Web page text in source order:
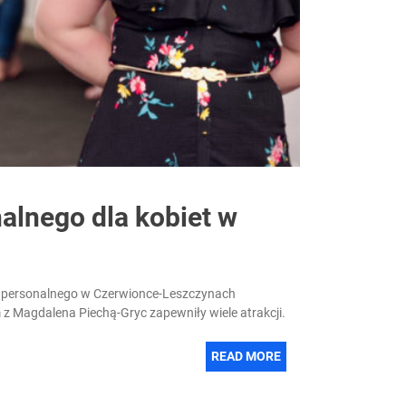
dla kobiet w
w Czerwionce-Leszczynach
(dzielnica Czuchów). Właścicielka studia, Edyta Woryna razem z Magdalena Piechą-Gryc zapewniły wiele atrakcji.
READ MORE